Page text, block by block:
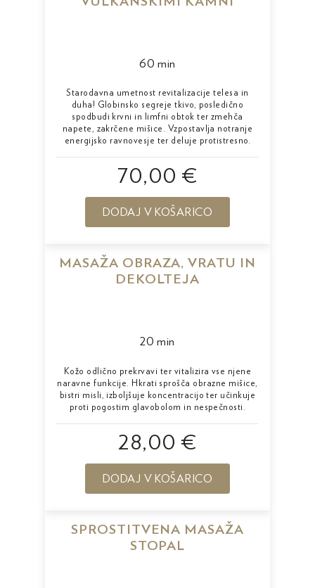
60 min
Starodavna umetnost revitalizacije telesa in
duha! Globinsko segreje tkivo, posledično
spodbudi krvni in limfni obtok ter zmehča
napete, zakrčene mišice. Vzpostavlja notranje
energijsko ravnovesje ter deluje protistresno.
70,00 €
DODAJ V KOŠARICO
MASAŽA OBRAZA, VRATU IN
DEKOLTEJA
20 min
Kožo odlično prekrvavi ter vitalizira vse njene
naravne funkcije. Hkrati sprošča obrazne mišice,
bistri misli, izboljšuje koncentracijo ter učinkuje
proti pogostim glavobolom in nespečnosti.
28,00 €
DODAJ V KOŠARICO
SPROSTITVENA MASAŽA
STOPAL